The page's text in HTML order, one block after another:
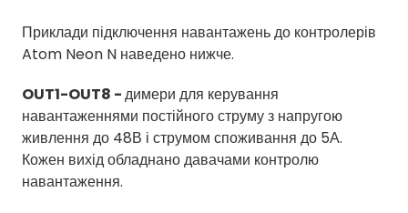
Приклади підключення навантажень до контролерів
Atom Neon N наведено нижче.
OUT1-OUT8 -димери для керування
навантаженнями постійного струму з напругою
живлення до 48В і струмом споживання до 5А.
Кожен вихід обладнано давачами контролю
навантаження.